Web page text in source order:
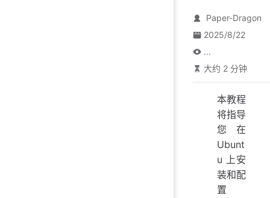
Paper-Dragon
2025/8/22
...
大约 2 分钟
本教程
将指导
您在
Ubunt
u 上安
装和配
置